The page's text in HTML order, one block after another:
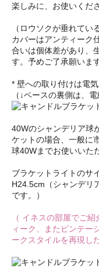
楽しみに、お使いくだ
（ロウソクが垂れてい
カバーはアンティーク
合いは個体差があり、
す。予めご了承願いま
* 壁への取り付けは電
（↓ベースの裏側は、
40Wのシャンデリア球
ケットの場合、一般に
球40Wまでお使いいた
ブラケットライトのサ
H24.5cm（シャンデリ
です。）
（ イネスの部屋でご
ィーク、またビンテー
ークスタイルを再現し